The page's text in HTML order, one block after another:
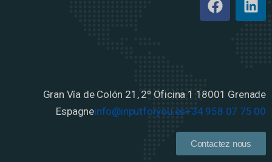
Gran Vía de Colón 21, 2º Oficina 1 18001 Grenade
Espagneinfo@inputforyou.es+34 958 07 75 00
Contactez nous